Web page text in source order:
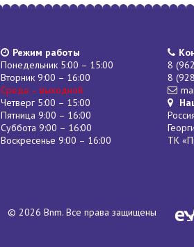
Режим работы
Понедельник 5:00 – 15:00
Вторник 9:00 – 16:00
Среда – выходной
Четверг 5:00 – 15:00
Пятница 9:00 – 16:00
Суббота 9:00 – 16:00
Воскресенье 9:00 – 16:00
8
8
ТК
© 2026 Bnm. Все права защищены